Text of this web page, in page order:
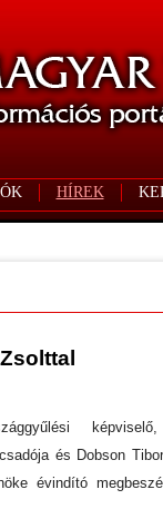
HÍREK
és Dobson
évindító